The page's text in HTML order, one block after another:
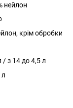
нейлон
крім обробки
з 14 до 4,5 л